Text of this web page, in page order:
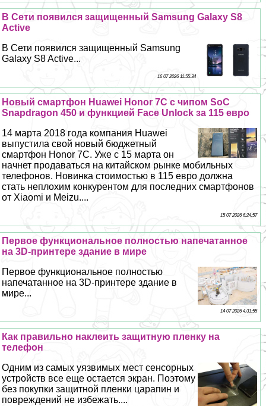
В Сети появился защищенный Samsung Galaxy S8
Active
В Сети появился защищенный Samsung
Galaxy S8 Active...
16 07 2026 11:55:34
Новый смартфон Huawei Honor 7C с чипом SoC
Snapdragon 450 и функцией Face Unlock за 115 евро
14 марта 2018 года компания Huawei
выпустила свой новый бюджетный
смартфон Honor 7C. Уже с 15 марта он
начнет продаваться на китайском рынке мобильных
телефонов. Новинка стоимостью в 115 евро должна
стать неплохим конкурентом для последних смартфонов
от Xiaomi и Meizu....
15 07 2026 6:24:57
Первое функциональное полностью напечатанное
на 3D-принтере здание в мире
Первое функциональное полностью
напечатанное на 3D-принтере здание в
мире...
14 07 2026 4:31:55
Как правильно наклеить защитную пленку на
телефон
Одним из самых уязвимых мест сенсорных
устройств все еще остается экран. Поэтому
без покупки защитной пленки царапин и
повреждений не избежать....